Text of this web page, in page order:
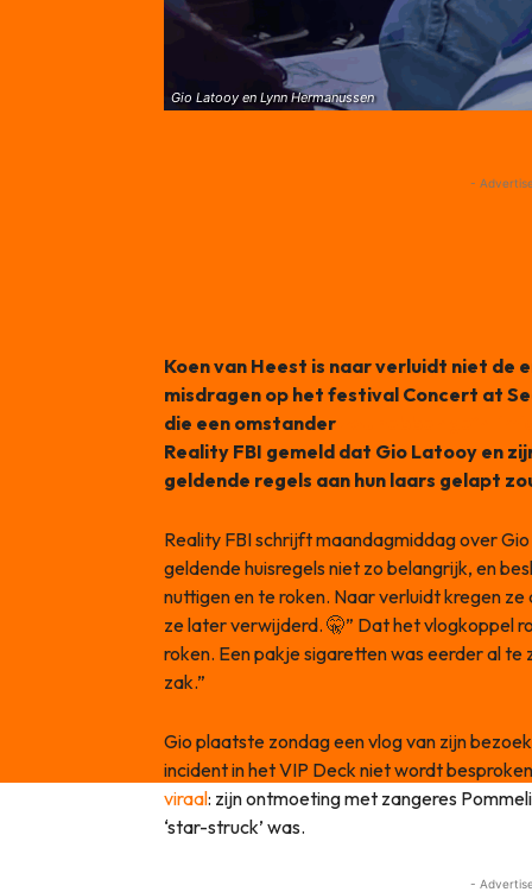
Gio Latooy en Lynn Hermanussen
-
Koen van Heest is naar verluidt niet de
misdragen op het festival Concert at
die een omstander
Reality FBI gemeld dat Gio Latooy en
geldende regels aan hun laars gelapt
Reality FBI schrijft maandagmiddag over
geldende huisregels niet zo belangrijk, en
nuttigen en te roken. Naar verluidt kregen
ze later verwijderd. 🤫” Dat het vlogkoppel
roken. Een pakje sigaretten was eerder al te
zak.”
Gio plaatste zondag een vlog van zijn
incident in het VIP Deck niet wordt
viraal: zijn ontmoeting met zangeres
‘star-struck’ was.
-